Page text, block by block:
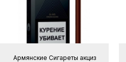
Армянские Сигареты акциз